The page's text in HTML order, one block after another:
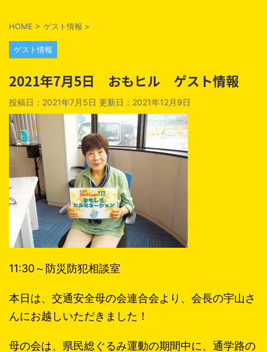
HOME > ゲスト情報 >
ゲスト情報
2021年7月5日 おもヒル ゲスト情報
投稿日：2021年7月5日 更新日： 2021年12月9日
11:30～防災防犯相談室
本日は、交通安全母の会連合会より、会長の宇山さ
んにお越しいただきました！
母の会は、県民総ぐるみ運動の期間中に、通学路の